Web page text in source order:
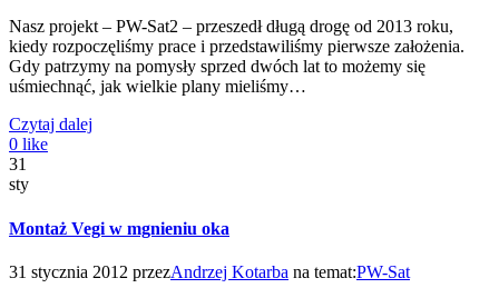
Nasz projekt – PW-Sat2 – przeszedł długą drogę od 2013 roku,
kiedy rozpoczęliśmy prace i przedstawiliśmy pierwsze założenia.
Gdy patrzymy na pomysły sprzed dwóch lat to możemy się
uśmiechnąć, jak wielkie plany mieliśmy…
Czytaj dalej
0 like
31
sty
Montaż Vegi w mgnieniu oka
31 stycznia 2012 przezAndrzej Kotarba na temat:PW-Sat